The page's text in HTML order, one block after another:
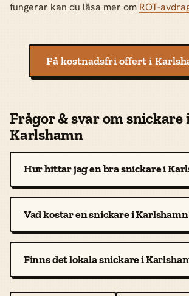
fungerar kan du läsa mer om ROT-
Få kostnadsfri offert i
Frågor & svar om snickare
Karlshamn
Hur hittar jag en bra snickare i
Vad kostar en snickare i
Finns det lokala snickare i